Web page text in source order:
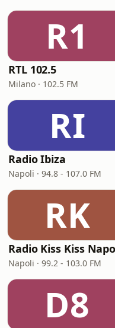
R1
RTL 102.5
Milano · 102.5 FM
RI
Radio Ibiza
Napoli · 94.8 - 107.0 FM
RK
Radio Kiss Kiss
Napoli · 99.2 - 103.0 FM
D8